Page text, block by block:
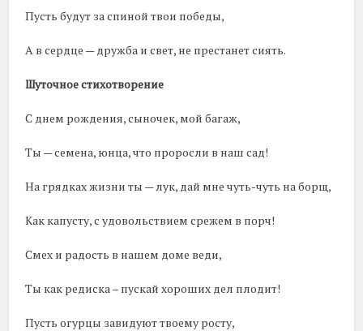
Пусть будут за спиной твои победы,
А в сердце — дружба и свет, не престанет сиять.
Шуточное стихотворение
С днем рождения, сыночек, мой багаж,
Ты — семена, юнца, что проросли в наш сад!
На грядках жизни ты — лук, дай мне чуть-чуть на борщ,
Как капусту, с удовольствием срежем в порч!
Смех и радость в нашем доме веди,
Ты как редиска – пускай хороших дел плодит!
Пусть огурцы завидуют твоему росту,